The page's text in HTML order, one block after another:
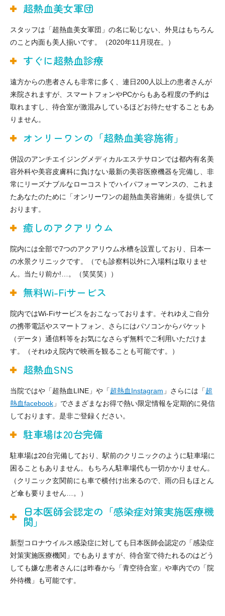
超熱血美女軍団
スタッフは「超熱血美女軍団」の名に恥じない、外見はもちろん
のこと内面も美人揃いです。（2020年11月現在。）
すぐに超熱血診療
遠方からの患者さんも非常に多く、連日200人以上の患者さんが
来院されますが、スマートフォンやPCからもある程度の予約は
取れますし、待合室が激混みしているほどお待たせすることもあ
りません。
オンリーワンの「超熱血美容施術」
併設のアンチエイジングメディカルエステサロンでは都内有名美
容外科や美容皮膚科に負けない最新の美容医療機器を完備し、非
常にリーズナブルなローコストでハイパフォーマンスの、これま
たあなたのために「オンリーワンの超熱血美容施術」を提供して
おります。
癒しのアクアリウム
院内には全部で7つのアクアリウム水槽を設置しており、日本一
の水景クリニックです。（でも診察料以外に入場料は取りませ
ん。当たり前か!…。（笑笑笑））
無料Wi-Fiサービス
院内ではWi-Fiサービスをおこなっております。それゆえご自分
の携帯電話やスマートフォン、さらにはパソコンからパケット
（データ）通信料等をお気になさらず無料でご利用いただけま
す。（それゆえ院内で映画を観ることも可能です。）
超熱血SNS
当院ではや「超熱血LINE」や「超熱血Instagram 」さらには「超
熱血facebook 」でさまざまなお得で熱い限定情報を定期的に発信
しております。是非ご登録ください。
駐車場は20台完備
駐車場は20台完備しており、駅前のクリニックのように駐車場に
困ることもありません。もちろん駐車場代も一切かかりません。
（クリニック玄関前にも車で横付け出来るので、雨の日もほとん
ど傘も要りません…。）
日本医師会認定の「感染症対策実施医療機
関」
新型コロナウイルス感染症に対しても日本医師会認定の「感染症
対策実施医療機関」でもありますが、待合室で待たれるのはどう
しても嫌な患者さんには昨春から「青空待合室」や車内での「院
外待機」も可能です。